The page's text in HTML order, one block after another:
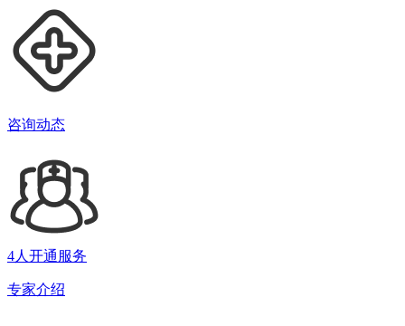
咨询动态
4人开通服务
专家介绍